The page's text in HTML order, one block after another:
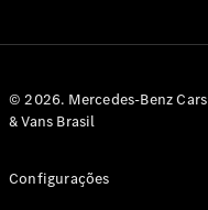
© 2026. Mercedes-Benz Cars
& Vans Brasil
Configurações